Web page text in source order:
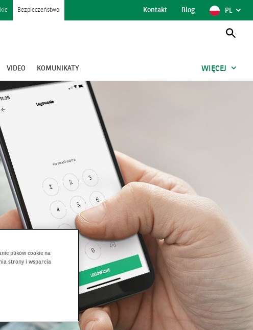
Bezpieczeństwo Kontakt Blog
POKAŻ
PL POLSKI
VIDEO KOMUNIKATY WIĘCEJ
plików cookie na
strony i wsparcia